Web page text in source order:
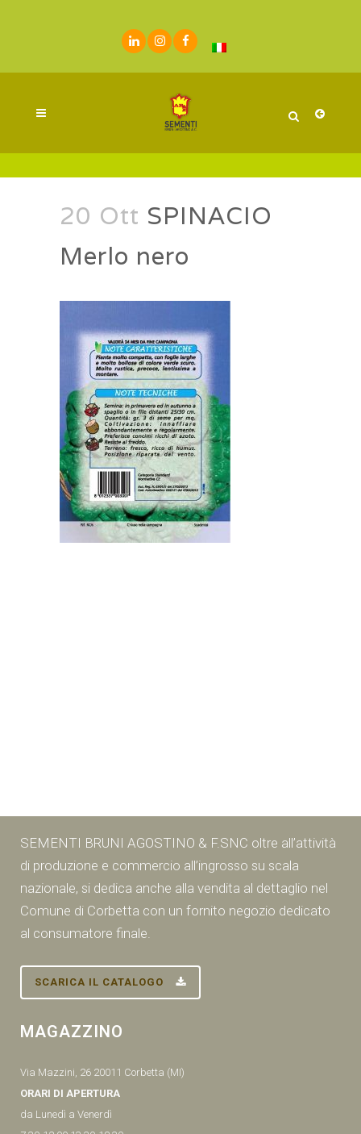
20 Ott SPINACIO
Merlo nero
SEMENTI BRUNI AGOSTINO & F.SNC oltre all’attività
di produzione e commercio all’ingrosso su scala
nazionale, si dedica anche alla vendita al dettaglio nel
Comune di Corbetta con un fornito negozio dedicato
al consumatore finale.
SCARICA IL CATALOGO
MAGAZZINO
Via Mazzini, 26 20011 Corbetta (MI)
ORARI DI APERTURA
da Lunedì a Venerdì